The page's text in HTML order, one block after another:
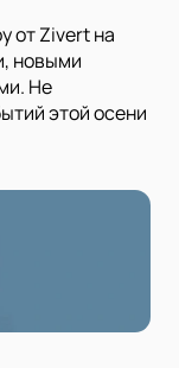
от Zivert на
новыми
Не
этой осени